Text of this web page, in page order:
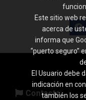
Contacto
Este sitio web
acerca de
informa que
“puerto seguro”
El Usuario debe
indicación en
también los